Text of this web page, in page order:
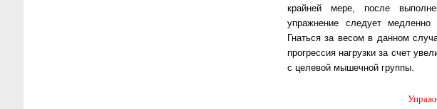
крайней мере, после
упражнение следует
Гнаться за весом в данном
прогрессия нагрузки за счет
с целевой мышечной группы.